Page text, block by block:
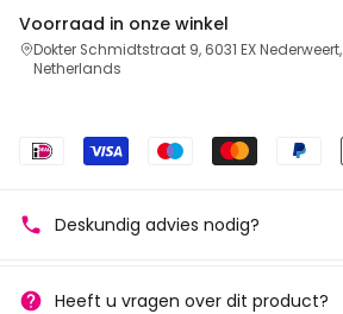
Voorraad in onze winkel
Dokter Schmidtstraat 9, 6031 EX Nederweert,
Netherlands
Deskundig advies nodig?
Heeft u vragen over dit product?